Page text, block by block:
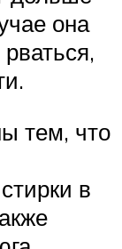
она
тем, что
в